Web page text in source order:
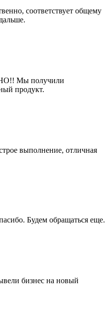
соответствует общему
Мы получили
продукт.
выполнение, отличная
Будем обращаться еще.
бизнес на новый